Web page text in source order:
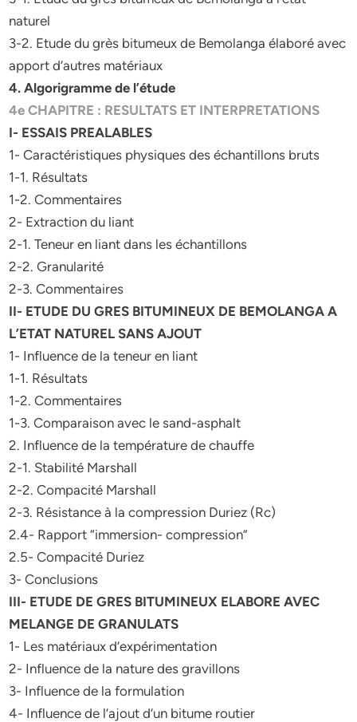
naturel
3-2. Etude du grès bitumeux de Bemolanga élaboré avec
apport d’autres matériaux
4. Algorigramme de l’étude
4e CHAPITRE : RESULTATS ET INTERPRETATIONS
I- ESSAIS PREALABLES
1- Caractéristiques physiques des échantillons bruts
1-1. Résultats
1-2. Commentaires
2- Extraction du liant
2-1. Teneur en liant dans les échantillons
2-2. Granularité
2-3. Commentaires
II- ETUDE DU GRES BITUMINEUX DE BEMOLANGA A
L’ETAT NATUREL SANS AJOUT
1- Influence de la teneur en liant
1-1. Résultats
1-2. Commentaires
1-3. Comparaison avec le sand-asphalt
2. Influence de la température de chauffe
2-1. Stabilité Marshall
2-2. Compacité Marshall
2-3. Résistance à la compression Duriez (Rc)
2.4- Rapport “immersion- compression”
2.5- Compacité Duriez
3- Conclusions
III- ETUDE DE GRES BITUMINEUX ELABORE AVEC
MELANGE DE GRANULATS
1- Les matériaux d’expérimentation
2- Influence de la nature des gravillons
3- Influence de la formulation
4- Influence de l’ajout d’un bitume routier